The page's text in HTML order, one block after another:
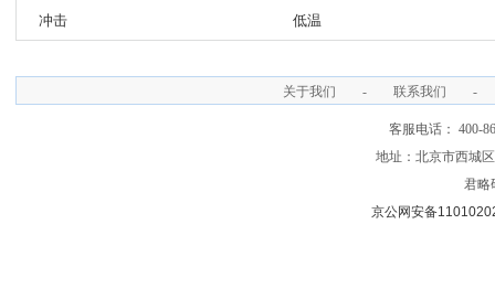
冲击 低温
关于我们 - 联系我们 -
客服电话： 400-
地址：北京市西城
君略
京公网安备